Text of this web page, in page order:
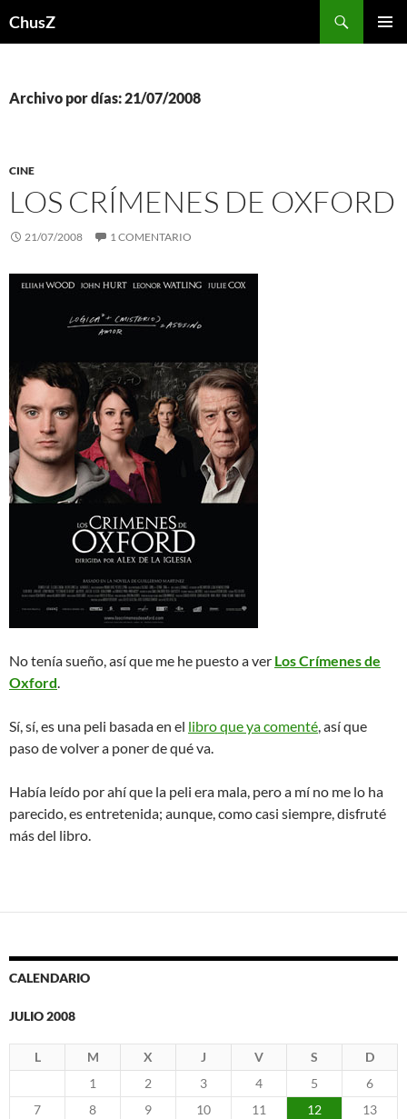
ChusZ
Archivo por días: 21/07/2008
CINE
LOS CRÍMENES DE OXFORD
21/07/2008 1 COMENTARIO
No tenía sueño, así que me he puesto a ver Los Crímenes de
Oxford.
Sí, sí, es una peli basada en el libro que ya comenté, así que
paso de volver a poner de qué va.
Había leído por ahí que la peli era mala, pero a mí no me lo ha
parecido, es entretenida; aunque, como casi siempre, disfruté
más del libro.
CALENDARIO
JULIO 2008
L M X J V S
D
1
2 3 4 5
6
7
8 9 10 11 12
13